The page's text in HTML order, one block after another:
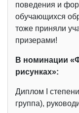
поведения и
обучающихся
тоже приняли
призерами!
В номинации
рисунках»:
Диплом I
группа),